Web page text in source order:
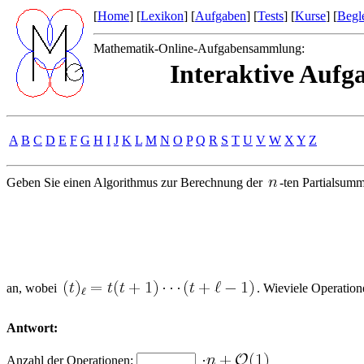
[Home] [Lexikon] [Aufgaben] [Tests] [Kurse] [
Mathematik-Online-Aufgabensammlung:
Interaktive
A B C D E F G H I J K L M N O P Q R S T U V W X Y Z
Geben Sie einen Algorithmus zur Berechnung der -ten
an, wobei . Wieviele
Antwort:
Anzahl der Operationen: